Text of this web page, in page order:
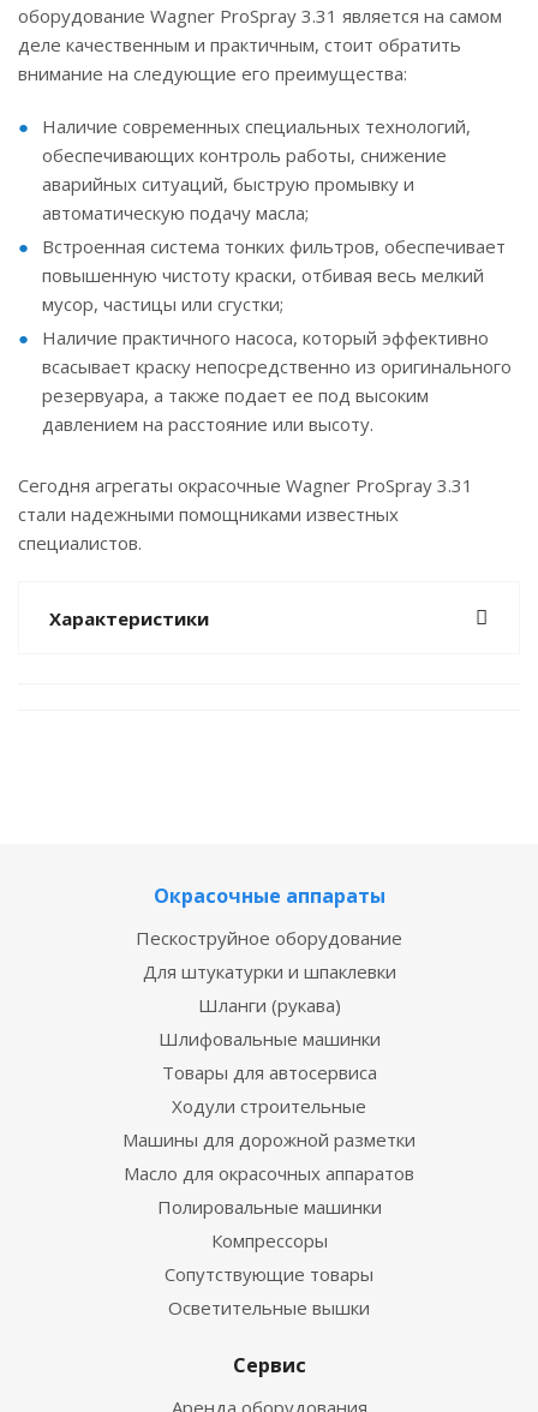
оборудование Wagner ProSpray 3.31 является на самом
деле качественным и практичным, стоит обратить
внимание на следующие его преимущества:
Наличие современных специальных технологий,
обеспечивающих контроль работы, снижение
аварийных ситуаций, быструю промывку и
автоматическую подачу масла;
Встроенная система тонких фильтров, обеспечивает
повышенную чистоту краски, отбивая весь мелкий
мусор, частицы или сгустки;
Наличие практичного насоса, который эффективно
всасывает краску непосредственно из оригинального
резервуара, а также подает ее под высоким
давлением на расстояние или высоту.
Сегодня агрегаты окрасочные Wagner ProSpray 3.31
стали надежными помощниками известных
специалистов.
Характеристики
Окрасочные аппараты
Пескоструйное оборудование
Для штукатурки и шпаклевки
Шланги (рукава)
Шлифовальные машинки
Товары для автосервиса
Ходули строительные
Машины для дорожной разметки
Масло для окрасочных аппаратов
Полировальные машинки
Компрессоры
Сопутствующие товары
Осветительные вышки
Сервис
Аренда оборудования